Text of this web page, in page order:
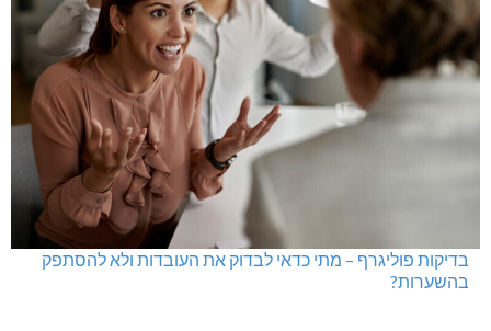
בדיקות פוליגרף – מתי כדאי לבדוק את העובדות ולא להסתפק
בהשערות?